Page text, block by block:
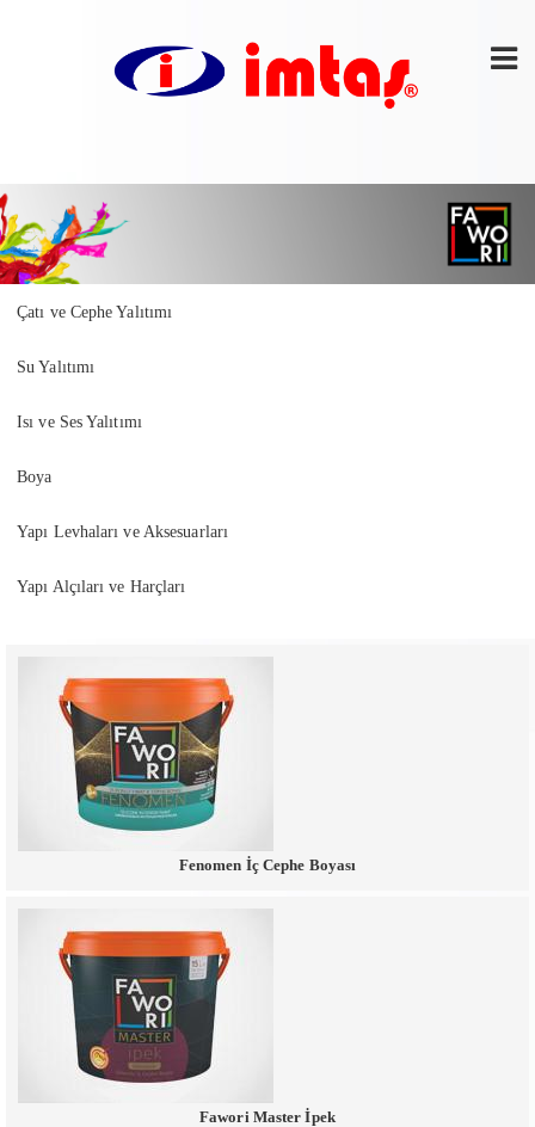
Çatı ve Cephe Yalıtımı
Su Yalıtımı
Isı ve Ses Yalıtımı
Boya
Yapı Levhaları ve Aksesuarları
Yapı Alçıları ve Harçları
Fenomen İç Cephe Boyası
Fawori Master İpek